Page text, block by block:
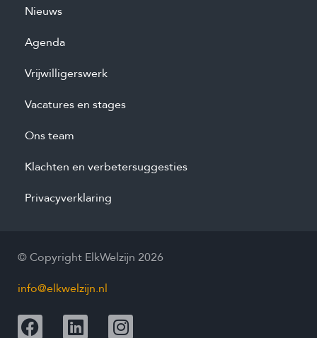
Nieuws
Agenda
Vrijwilligerswerk
Vacatures en stages
Ons team
Klachten en verbetersuggesties
Privacyverklaring
© Copyright ElkWelzijn 2026
info@elkwelzijn.nl